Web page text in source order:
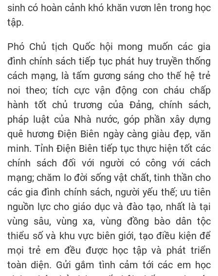
sinh có hoàn cảnh khó khăn vươn lên trong học
tập.
Phó Chủ tịch Quốc hội mong muốn các gia
đình chính sách tiếp tục phát huy truyền thống
cách mạng, là tấm gương sáng cho thế hệ trẻ
noi theo; tích cực vận động con cháu chấp
hành tốt chủ trương của Đảng, chính sách,
pháp luật của Nhà nước, góp phần xây dựng
quê hương Điện Biên ngày càng giàu đẹp, văn
minh. Tỉnh Điện Biên tiếp tục thực hiện tốt các
chính sách đối với người có công với cách
mạng; chăm lo đời sống vật chất, tinh thần cho
các gia đình chính sách, người yếu thế; ưu tiên
nguồn lực cho giáo dục và đào tạo, nhất là tại
vùng sâu, vùng xa, vùng đồng bào dân tộc
thiểu số và khu vực biên giới, tạo điều kiện để
mọi trẻ em đều được học tập và phát triển
toàn diện. Gửi gắm tình cảm tới các em học